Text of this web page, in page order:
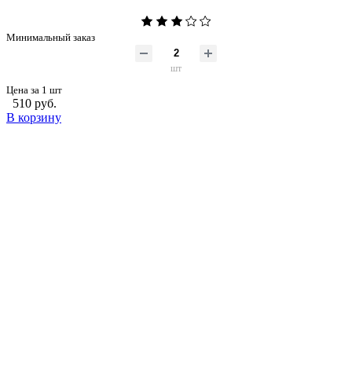
Минимальный заказ
шт
Цена за 1 шт
510 руб.
В корзину